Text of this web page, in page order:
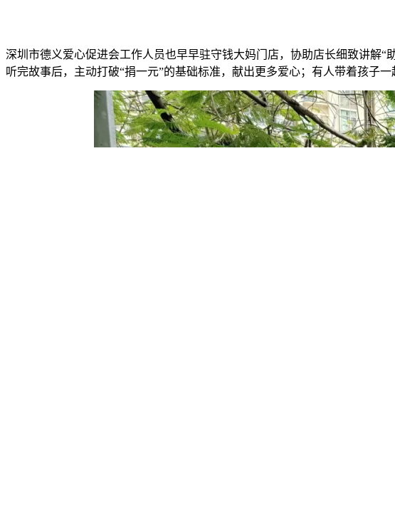
深圳市德义爱心促进会工作人员也早早驻守钱大妈门店，协助店长细致讲解
听完故事后，主动打破“捐一元”的基础标准，献出更多爱心；有人带着孩子一